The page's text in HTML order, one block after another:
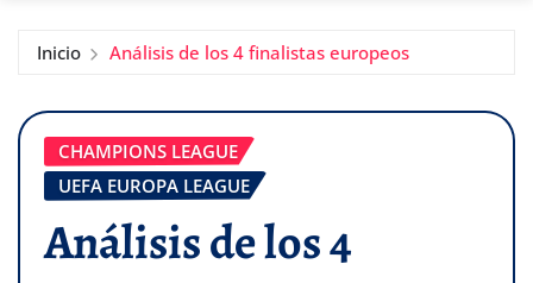
Inicio Análisis de los 4 finalistas europeos
CHAMPIONS LEAGUE
UEFA EUROPA LEAGUE
Análisis de los 4